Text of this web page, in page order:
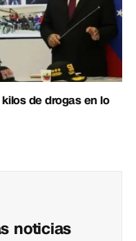
de drogas en lo
noticias